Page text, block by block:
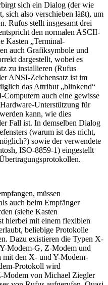
sich ein Dialog (der wie
sich also verschieben läßt), um
Rufus stellt insgesamt drei
den normalen ASCII-
Kasten „Terminal-
auch Grafiksymbole und
dargestellt, wobei es
zu installieren (Rufus
ANSI-Zeichensatz ist im
das Attribut „blinkend“
auch eine gewisse
Unterstützung für
kann, wie dies
Fall ist. In demselben Dialog
(warum ist das nicht,
sowie der verwendete
ISO-8859-1) eingestellt
müssen
auch beim Empfänger
(siehe Kasten
hierbei mit einem flexiblen
beliebige Protokolle
Dazu existieren die Typen X-
Modem-G, Z-Modem und
den X- und Y-Modem-
Protokoll wird
Modem von Michael Ziegler